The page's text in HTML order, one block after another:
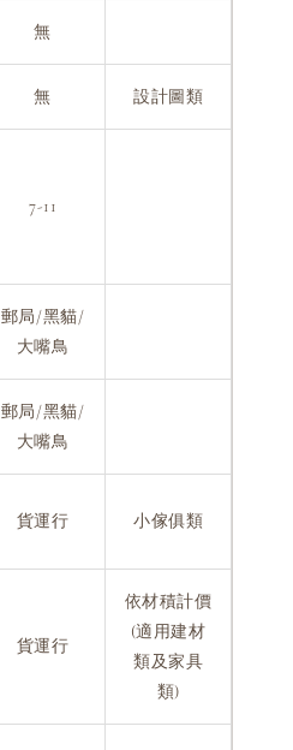
無
無 設計圖類
7-11
郵局/黑貓/
大嘴鳥
郵局/黑貓/
大嘴鳥
貨運行 小傢俱類
貨運行
依材積計價
(適用建材
類及家具
類)